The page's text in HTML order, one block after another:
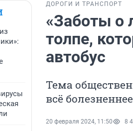
ДОРОГИ И ТРАНСПОРТ
«Заботы о
толпе,
автобус
Тема
всё болезненнее
20 февраля 2024, 11:50 8